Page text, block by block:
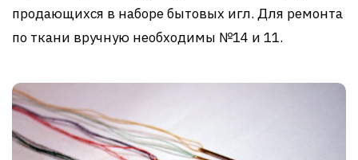
продающихся в наборе бытовых игл. Для ремонта
по ткани вручную необходимы №14 и 11.